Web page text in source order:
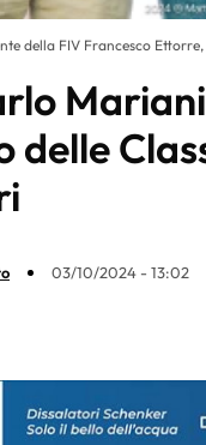
della FIV Francesco
delle
03/10/2024 - 13:02